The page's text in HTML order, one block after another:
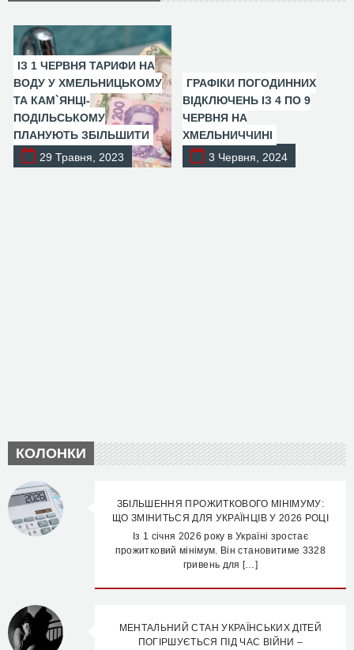
ІЗ 1 ЧЕРВНЯ ТАРИФИ НА
ВОДУ У ХМЕЛЬНИЦЬКОМУ
ТА КАМ`ЯНЦІ-
ПОДІЛЬСЬКОМУ
ПЛАНУЮТЬ ЗБІЛЬШИТИ
29 Травня, 2023
ГРАФІКИ ПОГОДИННИХ
ВІДКЛЮЧЕНЬ ІЗ 4 ПО 9
ЧЕРВНЯ НА
ХМЕЛЬНИЧЧИНІ
3 Червня, 2024
КОЛОНКИ
ЗБІЛЬШЕННЯ ПРОЖИТКОВОГО МІНІМУМУ:
ЩО ЗМІНИТЬСЯ ДЛЯ УКРАЇНЦІВ У 2026 РОЦІ
Із 1 січня 2026 року в Україні зростає
прожитковий мінімум. Він становитиме 3328
гривень для […]
МЕНТАЛЬНИЙ СТАН УКРАЇНСЬКИХ ДІТЕЙ
ПОГІРШУЄТЬСЯ ПІД ЧАС ВІЙНИ –